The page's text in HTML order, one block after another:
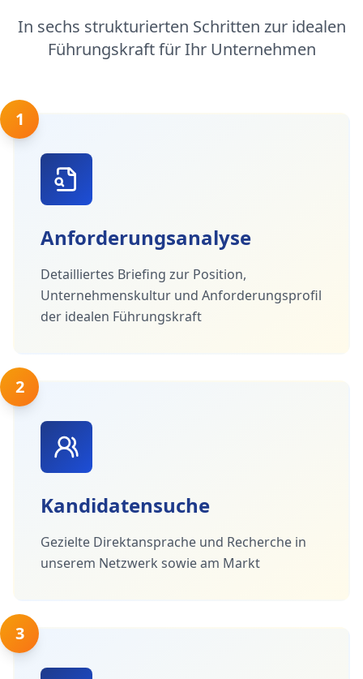
In sechs strukturierten Schritten zur idealen
Führungskraft für Ihr Unternehmen
1
Anforderungsanalyse
Detailliertes Briefing zur Position,
Unternehmenskultur und Anforderungsprofil
der idealen Führungskraft
2
Kandidatensuche
Gezielte Direktansprache und Recherche in
unserem Netzwerk sowie am Markt
3